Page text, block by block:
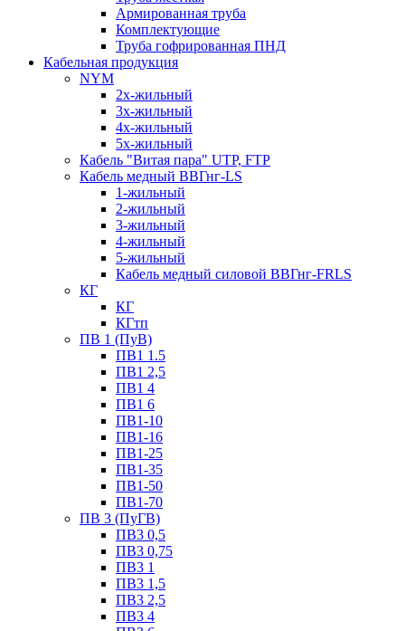
Армированная труба
Комплектующие
Труба гофрированная ПНД
Кабельная продукция
NYM
2х-жильный
3х-жильный
4х-жильный
5х-жильный
Кабель "Витая пара" UTP, FTP
Кабель медный ВВГнг-LS
1-жильный
2-жильный
3-жильный
4-жильный
5-жильный
Кабель медный силовой ВВГнг-FRLS
КГ
КГ
КГтп
ПВ 1 (ПуВ)
ПВ1 1.5
ПВ1 2,5
ПВ1 4
ПВ1 6
ПВ1-10
ПВ1-16
ПВ1-25
ПВ1-35
ПВ1-50
ПВ1-70
ПВ 3 (ПуГВ)
ПВ3 0,5
ПВ3 0,75
ПВ3 1
ПВ3 1,5
ПВ3 2,5
ПВ3 4